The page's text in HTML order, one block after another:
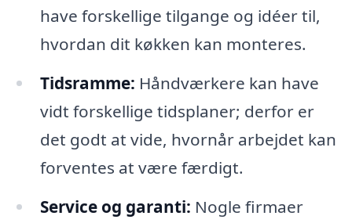
have forskellige tilgange og idéer til,
hvordan dit køkken kan monteres.
Tidsramme: Håndværkere kan have
vidt forskellige tidsplaner; derfor er
det godt at vide, hvornår arbejdet kan
forventes at være færdigt.
Service og garanti: Nogle firmaer